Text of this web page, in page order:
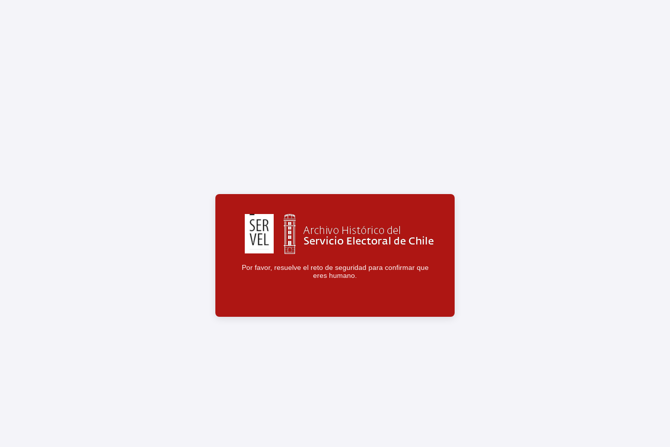
Por favor, resuelve el reto de seguridad para confirmar que
eres humano.